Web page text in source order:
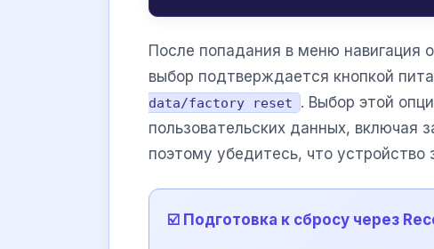
После попадания в меню навигация
выбор подтверждается кнопкой
data/factory reset
. Выбор этой
пользовательских данных, включая
поэтому убедитесь, что
☑️ Подготовка к сбросу через